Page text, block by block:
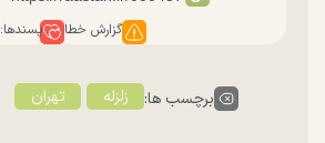
گزارش خطا پسندها:
برچسب ها: زلزله تهران